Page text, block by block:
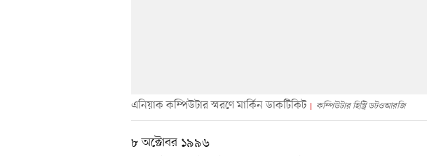
এনিয়াক কম্পিউটার স্মরণে মার্কিন ডাকটিকিট কম্পিউটার হিস্ট্রি ডটওআরজি
৮ অক্টোবর ১৯৯৬